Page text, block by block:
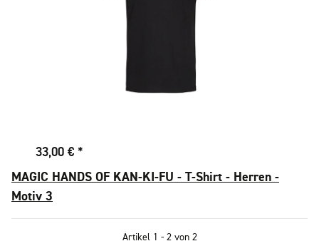
33,00 € *
MAGIC HANDS OF KAN-KI-FU - T-Shirt - Herren -
Motiv 3
Artikel 1 - 2 von 2